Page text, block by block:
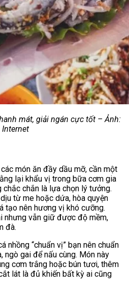
mát, giải ngán cực tốt – Ảnh:
Internet
món ăn đầy dầu mỡ, cần một
lại khẩu vị trong bữa cơm gia
chắc chắn là lựa chọn lý tưởng.
từ me hoặc dứa, hòa quyện
tạo nên hương vị khó cưỡng.
nhưng vẫn giữ được độ mềm,
đà.
nhồng “chuẩn vị” bạn nên chuẩn
ngò gai để nấu cùng. Món này
cơm trắng hoặc bún tươi, thêm
lát là đủ khiến bất kỳ ai cũng